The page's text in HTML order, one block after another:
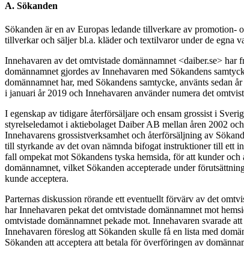
A. Sökanden
Sökanden är en av Europas ledande tillverkare av promotion-
tillverkar och säljer bl.a. kläder och textilvaror under de
Innehavaren av det omtvistade domännamnet <daiber.se>
domännamnet gjordes av Innehavaren med Sökandens
domännamnet har, med Sökandens samtycke, använts
i januari år 2019 och Innehavaren använder numera det
I egenskap av tidigare återförsäljare och ensam grossist i
styrelseledamot i aktiebolaget Daiber AB mellan åren 2002
Innehavarens grossistverksamhet och återförsäljning av
till styrkande av det ovan nämnda bifogat instruktioner till ett
fall ompekat mot Sökandens tyska hemsida, för att kunder
domännamnet, vilket Sökanden accepterade under
kunde acceptera.
Parternas diskussion rörande ett eventuellt förvärv av det
har Innehavaren pekat det omtvistade domännamnet mot
omtvistade domännamnet pekade mot. Innehavaren svarade
Innehavaren föreslog att Sökanden skulle få en lista med
Sökanden att acceptera att betala för överföringen av